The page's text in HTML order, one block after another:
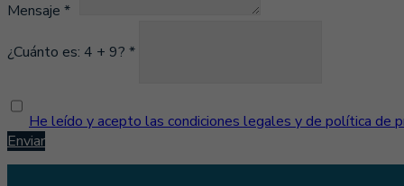
Mensaje *
¿Cuánto es: 4 + 9? *
He leído y acepto las condiciones legales y de política de
Enviar